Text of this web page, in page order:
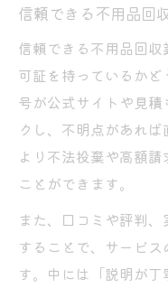
信頼できる不用品回
信頼できる不用品回
可証を持っているか
号が公式サイトや見
クし、不明点があれ
より不法投棄や高額
ことができます。
また、口コミや評判
することで、サービ
す。中には「説明が